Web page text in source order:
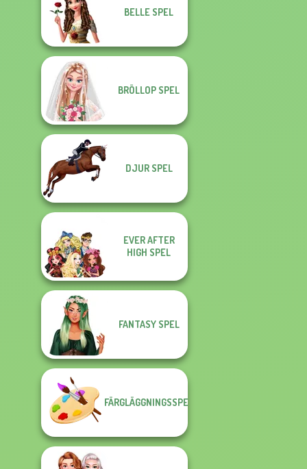
BELLE SPEL
BRÖLLOP SPEL
DJUR SPEL
EVER AFTER
HIGH SPEL
FANTASY SPEL
FÄRGLÄGGNINGSSPEL